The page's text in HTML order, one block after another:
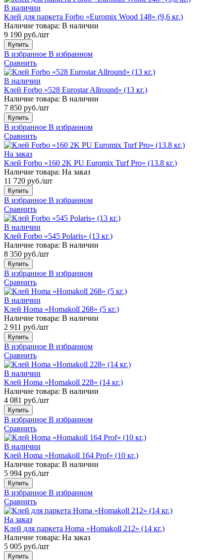
В наличии
Клей для паркета Forbo «Euromix Wood 148» (9,6 кг.)
Наличие товара: В наличии
9 190 руб./шт
Купить
В избранное В избранном
Сравнить
В наличии
Клей Forbo «528 Eurostar Allround» (13 кг.)
Наличие товара: В наличии
7 850 руб./шт
Купить
В избранное В избранном
Сравнить
На заказ
Клей Forbo «160 2K PU Euromix Turf Pro» (13.8 кг.)
Наличие товара: На заказ
11 720 руб./шт
Купить
В избранное В избранном
Сравнить
В наличии
Клей Forbo «545 Polaris» (13 кг.)
Наличие товара: В наличии
8 350 руб./шт
Купить
В избранное В избранном
Сравнить
В наличии
Клей Homa «Homakoll 268» (5 кг.)
Наличие товара: В наличии
2 911 руб./шт
Купить
В избранное В избранном
Сравнить
В наличии
Клей Homa «Homakoll 228» (14 кг.)
Наличие товара: В наличии
4 081 руб./шт
Купить
В избранное В избранном
Сравнить
В наличии
Клей Homa «Homakoll 164 Prof» (10 кг.)
Наличие товара: В наличии
5 994 руб./шт
Купить
В избранное В избранном
Сравнить
На заказ
Клей для паркета Homa «Homakoll 212» (14 кг.)
Наличие товара: На заказ
5 005 руб./шт
Купить